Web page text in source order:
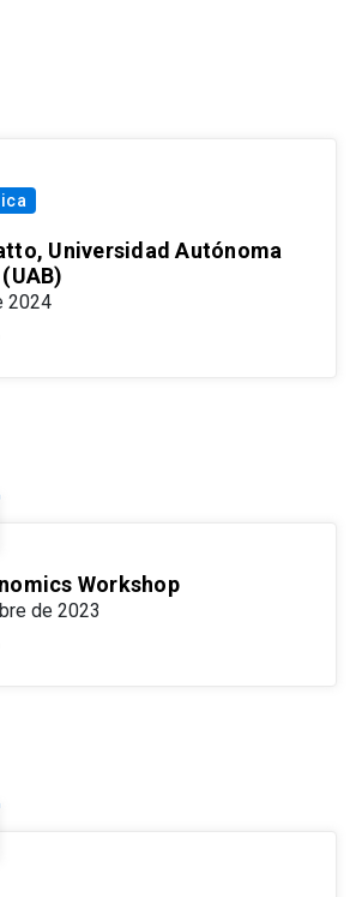
Universidad Autónoma
2024
Workshop
de 2023